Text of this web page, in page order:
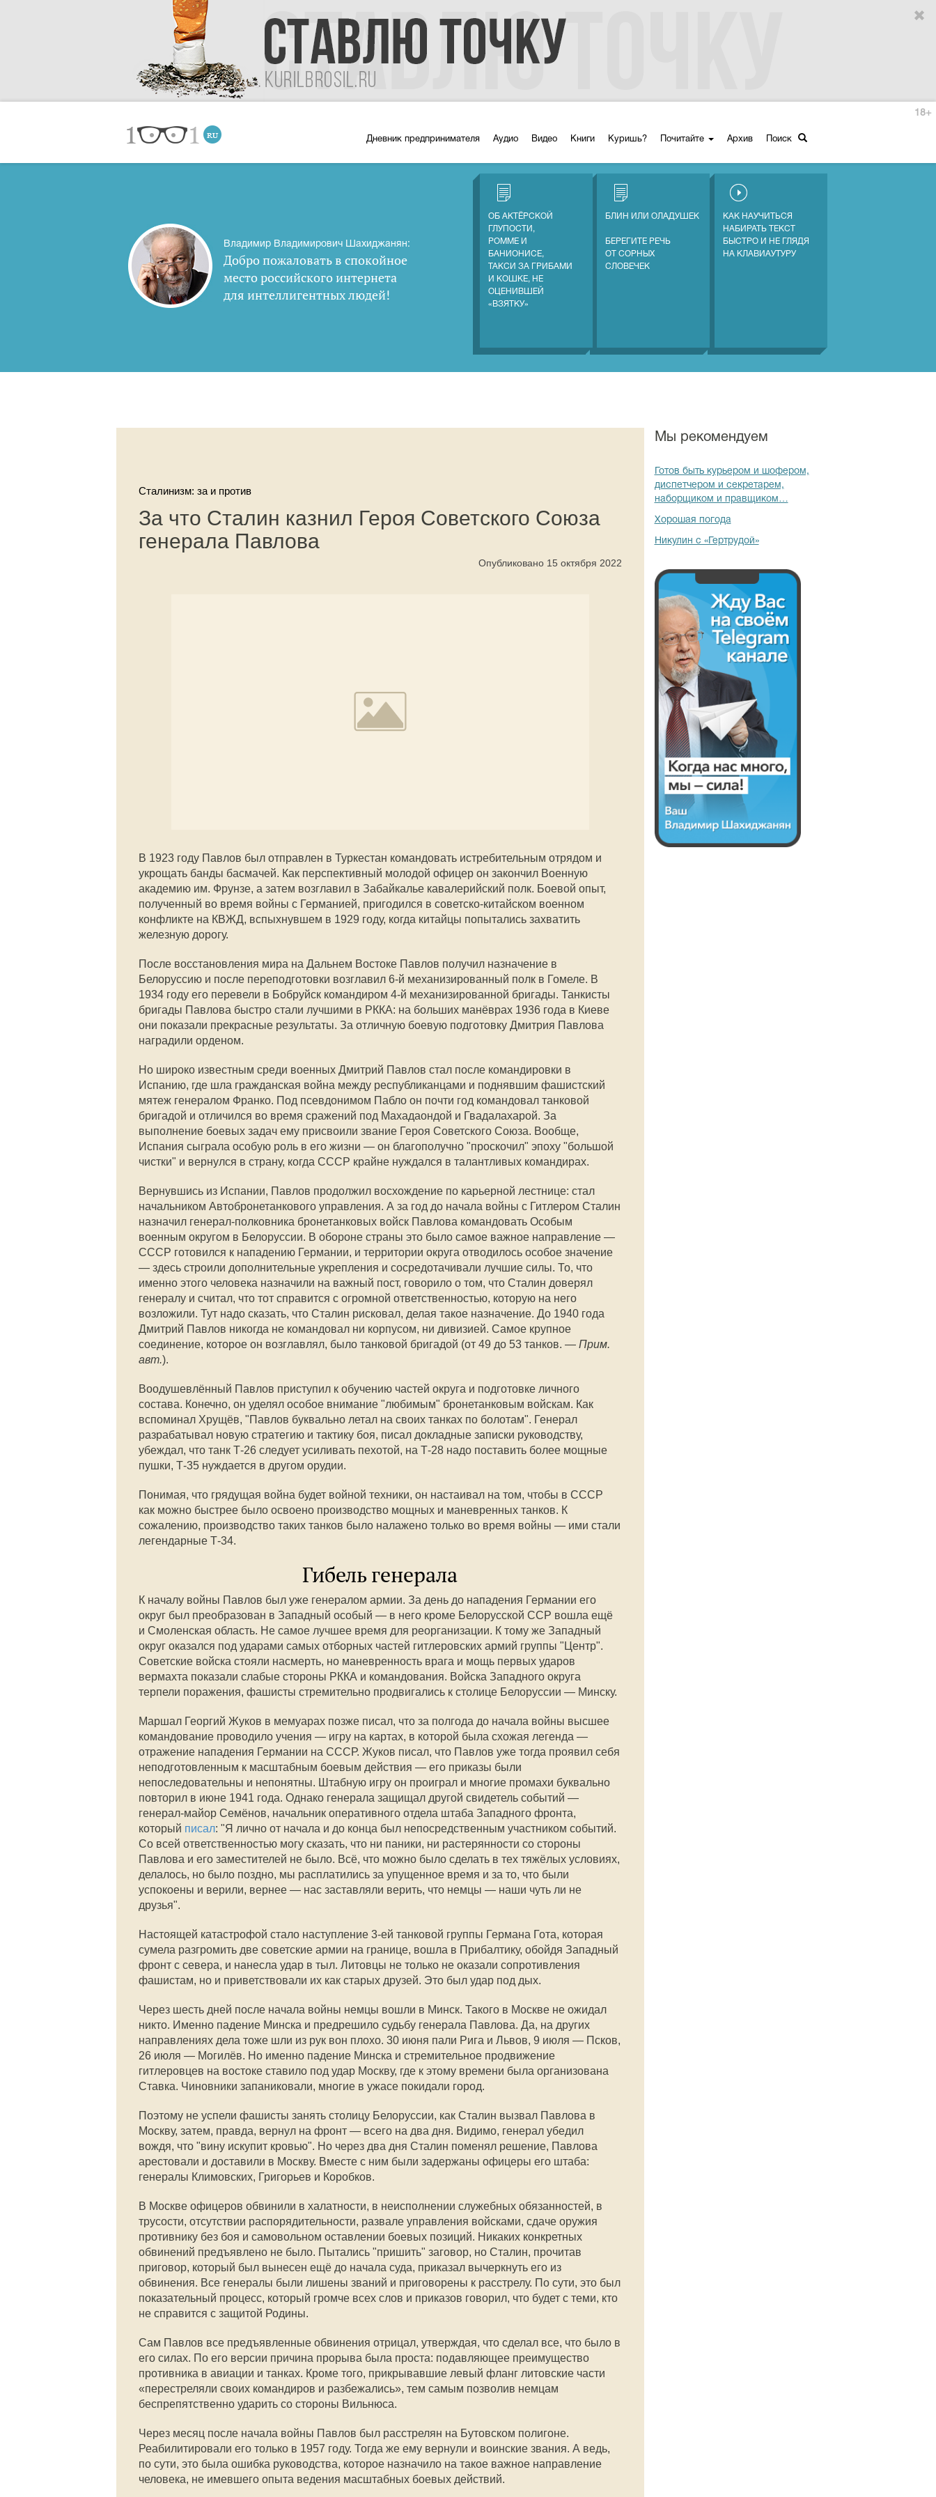
Дневник предпринимателя Аудио Видео Книги Куришь? Почитайте Архив Поиск
18+
Владимир Владимирович Шахиджанян:
Добро пожаловать в спокойное
место российского интернета
для интеллигентных людей!
ОБ АКТЁРСКОЙ
ГЛУПОСТИ,
РОММЕ И
БАНИОНИСЕ,
ТАКСИ ЗА ГРИБАМИ
И КОШКЕ, НЕ
ОЦЕНИВШЕЙ
«ВЗЯТКУ»
БЛИН ИЛИ ОЛАДУШЕК
БЕРЕГИТЕ РЕЧЬ
ОТ СОРНЫХ
СЛОВЕЧЕК
КАК НАУЧИТЬСЯ
НАБИРАТЬ ТЕКСТ
БЫСТРО И НЕ ГЛЯДЯ
НА КЛАВИАУТУРУ
Сталинизм: за и против
За что Сталин казнил Героя Советского Союза
генерала Павлова
Опубликовано 15 октября 2022
В 1923 году Павлов был отправлен в Туркестан командовать истребительным отрядом и
укрощать банды басмачей. Как перспективный молодой офицер он закончил Военную
академию им. Фрунзе, а затем возглавил в Забайкалье кавалерийский полк. Боевой опыт,
полученный во время войны с Германией, пригодился в советско-китайском военном
конфликте на КВЖД, вспыхнувшем в 1929 году, когда китайцы попытались захватить
железную дорогу.
После восстановления мира на Дальнем Востоке Павлов получил назначение в
Белоруссию и после переподготовки возглавил 6-й механизированный полк в Гомеле. В
1934 году его перевели в Бобруйск командиром 4-й механизированной бригады. Танкисты
бригады Павлова быстро стали лучшими в РККА: на больших манёврах 1936 года в Киеве
они показали прекрасные результаты. За отличную боевую подготовку Дмитрия Павлова
наградили орденом.
Но широко известным среди военных Дмитрий Павлов стал после командировки в
Испанию, где шла гражданская война между республиканцами и поднявшим фашистский
мятеж генералом Франко. Под псевдонимом Пабло он почти год командовал танковой
бригадой и отличился во время сражений под Махадаондой и Гвадалахарой. За
выполнение боевых задач ему присвоили звание Героя Советского Союза. Вообще,
Испания сыграла особую роль в его жизни — он благополучно "проскочил" эпоху "большой
чистки" и вернулся в страну, когда СССР крайне нуждался в талантливых командирах.
Вернувшись из Испании, Павлов продолжил восхождение по карьерной лестнице: стал
начальником Автобронетанкового управления. А за год до начала войны с Гитлером Сталин
назначил генерал-полковника бронетанковых войск Павлова командовать Особым
военным округом в Белоруссии. В обороне страны это было самое важное направление —
СССР готовился к нападению Германии, и территории округа отводилось особое значение
— здесь строили дополнительные укрепления и сосредотачивали лучшие силы. То, что
именно этого человека назначили на важный пост, говорило о том, что Сталин доверял
генералу и считал, что тот справится с огромной ответственностью, которую на него
возложили. Тут надо сказать, что Сталин рисковал, делая такое назначение. До 1940 года
Дмитрий Павлов никогда не командовал ни корпусом, ни дивизией. Самое крупное
соединение, которое он возглавлял, было танковой бригадой (от 49 до 53 танков. — Прим.
авт.).
Воодушевлённый Павлов приступил к обучению частей округа и подготовке личного
состава. Конечно, он уделял особое внимание "любимым" бронетанковым войскам. Как
вспоминал Хрущёв, "Павлов буквально летал на своих танках по болотам". Генерал
разрабатывал новую стратегию и тактику боя, писал докладные записки руководству,
убеждал, что танк Т-26 следует усиливать пехотой, на Т-28 надо поставить более мощные
пушки, Т-35 нуждается в другом орудии.
Понимая, что грядущая война будет войной техники, он настаивал на том, чтобы в СССР
как можно быстрее было освоено производство мощных и маневренных танков. К
сожалению, производство таких танков было налажено только во время войны — ими стали
легендарные Т-34.
Гибель генерала
К началу войны Павлов был уже генералом армии. За день до нападения Германии его
округ был преобразован в Западный особый — в него кроме Белорусской ССР вошла ещё
и Смоленская область. Не самое лучшее время для реорганизации. К тому же Западный
округ оказался под ударами самых отборных частей гитлеровских армий группы "Центр".
Советские войска стояли насмерть, но маневренность врага и мощь первых ударов
вермахта показали слабые стороны РККА и командования. Войска Западного округа
терпели поражения, фашисты стремительно продвигались к столице Белоруссии — Минску.
Маршал Георгий Жуков в мемуарах позже писал, что за полгода до начала войны высшее
командование проводило учения — игру на картах, в которой была схожая легенда —
отражение нападения Германии на СССР. Жуков писал, что Павлов уже тогда проявил себя
неподготовленным к масштабным боевым действия — его приказы были
непоследовательны и непонятны. Штабную игру он проиграл и многие промахи буквально
повторил в июне 1941 года. Однако генерала защищал другой свидетель событий —
генерал-майор Семёнов, начальник оперативного отдела штаба Западного фронта,
который писал: "Я лично от начала и до конца был непосредственным участником событий.
Со всей ответственностью могу сказать, что ни паники, ни растерянности со стороны
Павлова и его заместителей не было. Всё, что можно было сделать в тех тяжёлых условиях,
делалось, но было поздно, мы расплатились за упущенное время и за то, что были
успокоены и верили, вернее — нас заставляли верить, что немцы — наши чуть ли не
друзья".
Настоящей катастрофой стало наступление 3-ей танковой группы Германа Гота, которая
сумела разгромить две советские армии на границе, вошла в Прибалтику, обойдя Западный
фронт с севера, и нанесла удар в тыл. Литовцы не только не оказали сопротивления
фашистам, но и приветствовали их как старых друзей. Это был удар под дых.
Через шесть дней после начала войны немцы вошли в Минск. Такого в Москве не ожидал
никто. Именно падение Минска и предрешило судьбу генерала Павлова. Да, на других
направлениях дела тоже шли из рук вон плохо. 30 июня пали Рига и Львов, 9 июля — Псков,
26 июля — Могилёв. Но именно падение Минска и стремительное продвижение
гитлеровцев на востоке ставило под удар Москву, где к этому времени была организована
Ставка. Чиновники запаниковали, многие в ужасе покидали город.
Поэтому не успели фашисты занять столицу Белоруссии, как Сталин вызвал Павлова в
Москву, затем, правда, вернул на фронт — всего на два дня. Видимо, генерал убедил
вождя, что "вину искупит кровью". Но через два дня Сталин поменял решение, Павлова
арестовали и доставили в Москву. Вместе с ним были задержаны офицеры его штаба:
генералы Климовских, Григорьев и Коробков.
В Москве офицеров обвинили в халатности, в неисполнении служебных обязанностей, в
трусости, отсутствии распорядительности, развале управления войсками, сдаче оружия
противнику без боя и самовольном оставлении боевых позиций. Никаких конкретных
обвинений предъявлено не было. Пытались "пришить" заговор, но Сталин, прочитав
приговор, который был вынесен ещё до начала суда, приказал вычеркнуть его из
обвинения. Все генералы были лишены званий и приговорены к расстрелу. По сути, это был
показательный процесс, который громче всех слов и приказов говорил, что будет с теми, кто
не справится с защитой Родины.
Сам Павлов все предъявленные обвинения отрицал, утверждая, что сделал все, что было в
его силах. По его версии причина прорыва была проста: подавляющее преимущество
противника в авиации и танках. Кроме того, прикрывавшие левый фланг литовские части
«перестреляли своих командиров и разбежались», тем самым позволив немцам
беспрепятственно ударить со стороны Вильнюса.
Через месяц после начала войны Павлов был расстрелян на Бутовском полигоне.
Реабилитировали его только в 1957 году. Тогда же ему вернули и воинские звания. А ведь,
по сути, это была ошибка руководства, которое назначило на такое важное направление
человека, не имевшего опыта ведения масштабных боевых действий.
Мы рекомендуем
Готов быть курьером и шофером,
диспетчером и секретарем,
наборщиком и правщиком…
Хорошая погода
Никулин с «Гертрудой»